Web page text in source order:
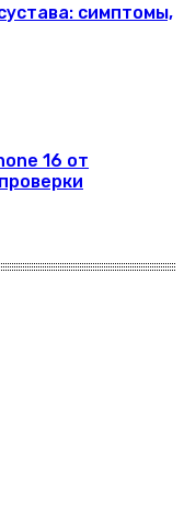
симптомы,
16 от